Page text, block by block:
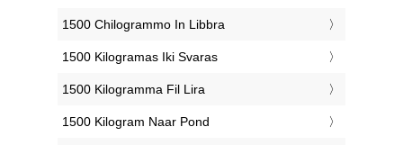
‎1500 Chilogrammo In Libbra
‎1500 Kilogramas Iki Svaras
‎1500 Kilogramma Fil Lira
‎1500 Kilogram Naar Pond